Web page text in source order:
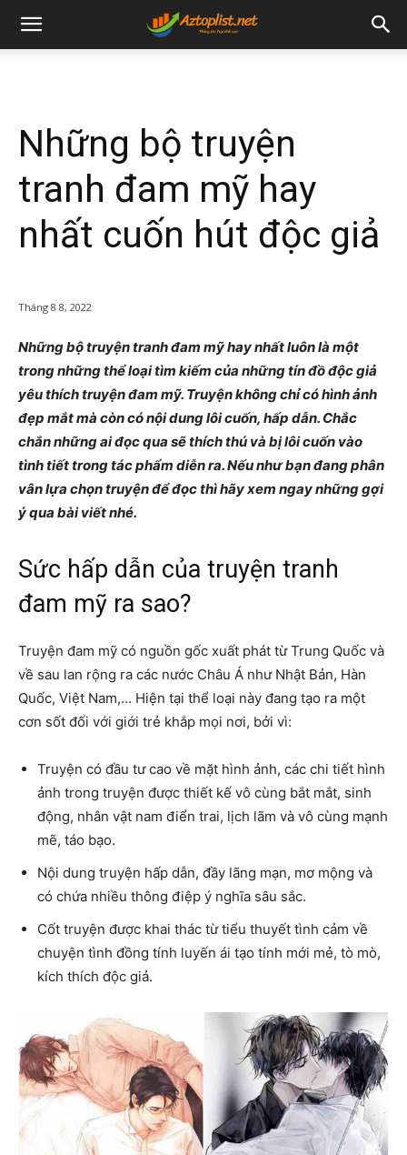
Những bộ truyện
tranh đam mỹ hay
nhất cuốn hút độc giả
Tháng 8 8, 2022
Những bộ truyện tranh đam mỹ hay nhất luôn là một
trong những thể loại tìm kiếm của những tín đồ độc giả
yêu thích truyện đam mỹ. Truyện không chỉ có hình ảnh
đẹp mắt mà còn có nội dung lôi cuốn, hấp dẫn. Chắc
chắn những ai đọc qua sẽ thích thú và bị lôi cuốn vào
tình tiết trong tác phẩm diễn ra. Nếu như bạn đang phân
vân lựa chọn truyện để đọc thì hãy xem ngay những gợi
ý qua bài viết nhé.
Sức hấp dẫn của truyện tranh
đam mỹ ra sao?
Truyện đam mỹ có nguồn gốc xuất phát từ Trung Quốc và
về sau lan rộng ra các nước Châu Á như Nhật Bản, Hàn
Quốc, Việt Nam,… Hiện tại thể loại này đang tạo ra một
cơn sốt đối với giới trẻ khắp mọi nơi, bởi vì:
Truyện có đầu tư cao về mặt hình ảnh, các chi tiết hình
ảnh trong truyện được thiết kế vô cùng bắt mắt, sinh
động, nhân vật nam điển trai, lịch lãm và vô cùng mạnh
mẽ, táo bạo.
Nội dung truyện hấp dẫn, đầy lãng mạn, mơ mộng và
có chứa nhiều thông điệp ý nghĩa sâu sắc.
Cốt truyện được khai thác từ tiểu thuyết tình cảm về
chuyện tình đồng tính luyến ái tạo tính mới mẻ, tò mò,
kích thích độc giả.